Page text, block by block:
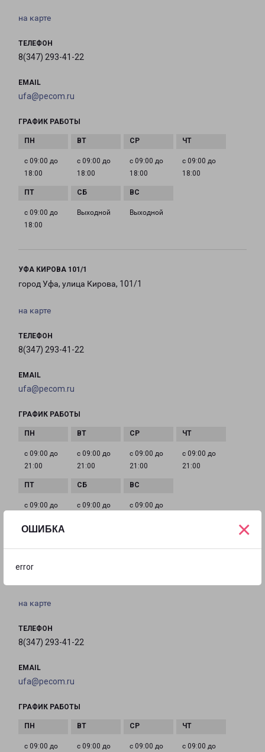
ОШИБКА
error
×
на карте
ТЕЛЕФОН
8(347) 293-41-22
EMAIL
ufa@pecom.ru
ГРАФИК РАБОТЫ
с 09:00 до
18:00
с 09:00 до
18:00
с 09:00 до
18:00
с 09:00 до
18:00
с 09:00 до
18:00
Выходной Выходной
УФА КИРОВА 101/1
город Уфа, улица Кирова, 101/1
на карте
ТЕЛЕФОН
8(347) 293-41-22
EMAIL
ufa@pecom.ru
ГРАФИК РАБОТЫ
с 09:00 до
21:00
с 09:00 до
21:00
с 09:00 до
21:00
с 09:00 до
21:00
с 09:00 до
с 09:00 до
с 09:00 до
на карте
ТЕЛЕФОН
8(347) 293-41-22
EMAIL
ufa@pecom.ru
ГРАФИК РАБОТЫ
с 09:00 до
с 09:00 до
с 09:00 до
с 09:00 до